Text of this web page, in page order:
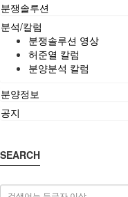
분쟁솔루션
분석/칼럼
분쟁솔루션 영상
허준열 칼럼
분양분석 칼럼
분양정보
공지
SEARCH